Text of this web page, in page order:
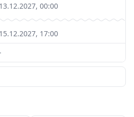
13.12.2027, 00:00
15.12.2027, 17:00